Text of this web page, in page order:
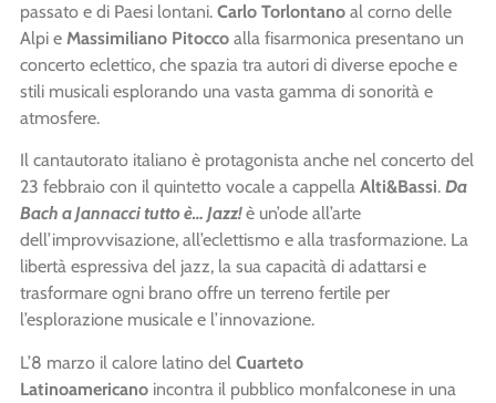
passato e di Paesi lontani. Carlo Torlontano al corno delle
Alpi e Massimiliano Pitocco alla fisarmonica presentano un
concerto eclettico, che spazia tra autori di diverse epoche e
stili musicali esplorando una vasta gamma di sonorità e
atmosfere.
Il cantautorato italiano è protagonista anche nel concerto del
23 febbraio con il quintetto vocale a cappella Alti&Bassi. Da
Bach a Jannacci tutto è… Jazz!è un’ode all’arte
dell’improvvisazione, all’eclettismo e alla trasformazione. La
libertà espressiva del jazz, la sua capacità di adattarsi e
trasformare ogni brano offre un terreno fertile per
l’esplorazione musicale e l’innovazione.
L’8 marzo il calore latino del Cuarteto
Latinoamericano incontra il pubblico monfalconese in una